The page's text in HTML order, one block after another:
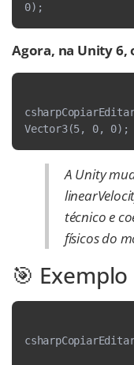
0);
Agora, na Unity 6,
Vector3(5, 0, 0);
A Unity
técnico e
físicos do
🎯